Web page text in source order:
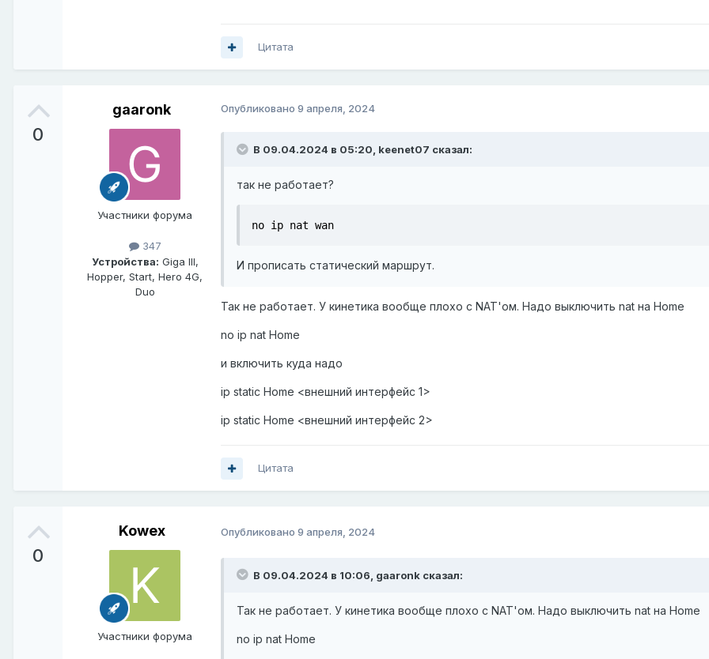
Цитата
0
gaaronk
Участники форума
347
Устройства: Giga III,
Hopper, Start, Hero 4G,
Duo
Опубликовано 9 апреля, 2024
В 09.04.2024 в 05:20, keenet07 сказал:
так не работает?
no ip nat wan
И прописать статический маршрут.
Так не работает. У кинетика вообще плохо с NAT'ом. Надо выключить nat на Home
no ip nat Home
и включить куда надо
ip static Home <внешний интерфейс 1>
ip static Home <внешний интерфейс 2>
Цитата
0
Kowex
Участники форума
Опубликовано 9 апреля, 2024
В 09.04.2024 в 10:06, gaaronk сказал:
Так не работает. У кинетика вообще плохо с NAT'ом. Надо выключить nat на Home
no ip nat Home